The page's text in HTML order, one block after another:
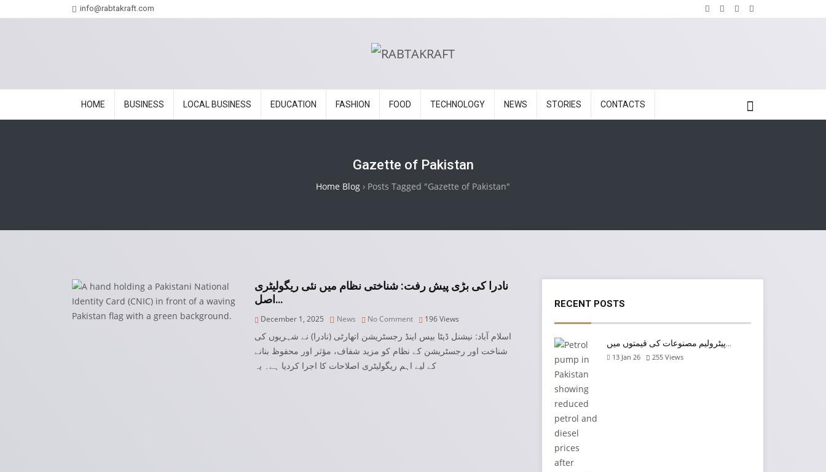
info@rabtakraft.com
HOME BUSINESS LOCAL BUSINESS EDUCATION FASHION FOOD TECHNOLOGY NEWS STORIES CONTACTS
Gazette of Pakistan
Home Blog › Posts Tagged "Gazette of Pakistan"
نادرا کی بڑی پیش رفت: شناختی نظام میں نئی ریگولیٹری
اصل…
December 1, 2025 News No Comment 196Views
اسلام آباد: نیشنل ڈیٹا بیس اینڈ رجسٹریشن اتھارٹی (نادرا) نے شہریوں کی
شناخت اور رجسٹریشن کے نظام کو مزید شفاف، مؤثر اور محفوظ بنانے
کے لیے اہم ریگولیٹری اصلاحات کا اجرا کردیا ہے۔ یہ
RECENT POSTS
13 Jan 26 255 Views